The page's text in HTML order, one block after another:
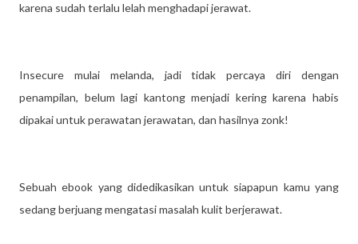
karena sudah terlalu lelah menghadapi jerawat.
Insecure mulai melanda, jadi tidak percaya diri dengan
penampilan, belum lagi kantong menjadi kering karena habis
dipakai untuk perawatan jerawatan, dan hasilnya zonk!
Sebuah ebook yang didedikasikan untuk siapapun kamu yang
sedang berjuang mengatasi masalah kulit berjerawat.